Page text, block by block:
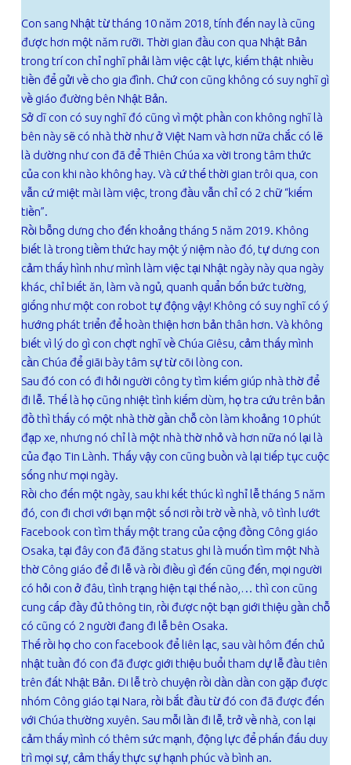
Con sang Nhật từ tháng 10 năm 2018, tính đến nay là cũng
được hơn một năm rưỡi. Thời gian đầu con qua Nhật Bản
trong trí con chỉ nghĩ phải làm việc cật lực, kiếm thật nhiều
tiền để gửi về cho gia đình. Chứ con cũng không có suy nghĩ gì
về giáo đường bên Nhật Bản.
Sở dĩ con có suy nghĩ đó cũng vì một phần con không nghĩ là
bên này sẽ có nhà thờ như ở Việt Nam và hơn nữa chắc có lẽ
là dường như con đã để Thiên Chúa xa vời trong tâm thức
của con khi nào không hay. Và cứ thế thời gian trôi qua, con
vẫn cứ miệt mài làm việc, trong đầu vẫn chỉ có 2 chữ “kiếm
tiền”.
Rồi bỗng dưng cho đến khoảng tháng 5 năm 2019. Không
biết là trong tiềm thức hay một ý niệm nào đó, tự dưng con
cảm thấy hình như mình làm việc tại Nhật ngày này qua ngày
khác, chỉ biết ăn, làm và ngủ, quanh quẩn bốn bức tường,
giống như một con robot tự động vậy! Không có suy nghĩ có ý
hướng phát triển để hoàn thiện hơn bản thân hơn. Và không
biết vì lý do gì con chợt nghĩ về Chúa Giêsu, cảm thấy mình
cần Chúa để giãi bày tâm sự từ cõi lòng con.
Sau đó con có đi hỏi người công ty tìm kiếm giúp nhà thờ để
đi lễ. Thế là họ cũng nhiệt tình kiếm dùm, họ tra cứu trên bản
đồ thì thấy có một nhà thờ gần chỗ còn làm khoảng 10 phút
đạp xe, nhưng nó chỉ là một nhà thờ nhỏ và hơn nữa nó lại là
của đạo Tin Lành. Thấy vậy con cũng buồn và lại tiếp tục cuộc
sống như mọi ngày.
Rồi cho đến một ngày, sau khi kết thúc kì nghỉ lễ tháng 5 năm
đó, con đi chơi với bạn một số nơi rồi trờ về nhà, vô tình lướt
Facebook con tìm thấy một trang của cộng đồng Công giáo
Osaka, tại đây con đã đăng status ghi là muốn tìm một Nhà
thờ Công giáo để đi lễ và rồi điều gì đến cũng đến, mọi người
có hỏi con ở đâu, tình trạng hiện tại thế nào,… thì con cũng
cung cấp đầy đủ thông tin, rồi được nột bạn giới thiệu gần chỗ
có cũng có 2 người đang đi lễ bên Osaka.
Thế rồi họ cho con facebook để liên lạc, sau vài hôm đến chủ
nhật tuần đó con đã được giới thiệu buổi tham dự lễ đầu tiên
trên đất Nhật Bản. Đi lễ trò chuyện rồi dần dần con gặp được
nhóm Công giáo tại Nara, rồi bắt đầu từ đó con đã được đến
với Chúa thường xuyên. Sau mỗi lần đi lễ, trở về nhà, con lại
cảm thấy mình có thêm sức mạnh, động lực để phấn đấu duy
trì mọi sự, cảm thấy thực sự hạnh phúc và bình an.